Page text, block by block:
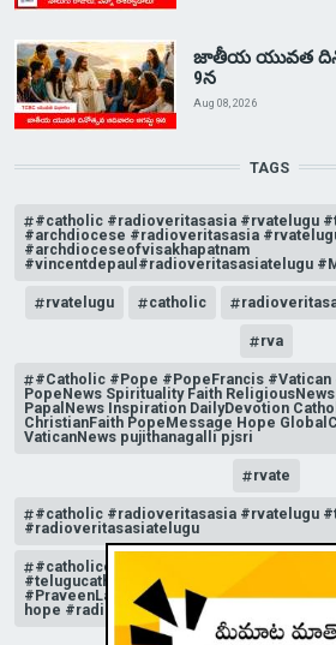
జాతీయ యువత
9న
Aug 08, 2026
TAGS
#catholic #radioveritasasia #rvatelugu
#archdiocese #radioveritasasia
#archdioceseofvisakhapatnam
#vincentdepaul#radioveritasasiatelugu
rvatelugu catholic
rva
#Catholic #Pope #PopeFrancis
PopeNews Spirituality Faith
PapalNews Inspiration DailyDevotion
ChristianFaith PopeMessage Hope
VaticanNews pujithanagalli pjsri
rvate
#catholic #radioveritasasia #rvatelugu
#radioveritasasiatelugu
#catholicchurchnews #catholictelugu
#telugucatholicchurch #radioveritasasia
#PraveenLakkisetti #reflection #advent
hope #radioveritas #rvatelugu #viral #insta